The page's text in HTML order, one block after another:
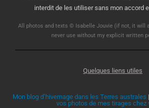
interdit de les utiliser sans mon accord
All photos and texts © Isabelle Jouvie (if not, it will
never use without my explicit written
Quelques liens utiles
Mon blog d’hivernage dans les Terres australes |
vos photos de mes tirages chez